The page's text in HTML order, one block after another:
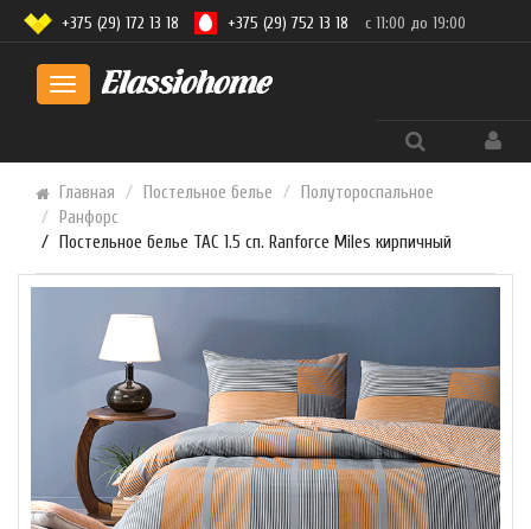
Toggle
+375 (29) 172 13 18 +375 (29) 752 13 18 с 11:00 до 19:00
Главная Постельное белье
Полутороспальное
Ранфорс
Постельное белье TAC 1.5 сп. Ranforce Miles кирпичный